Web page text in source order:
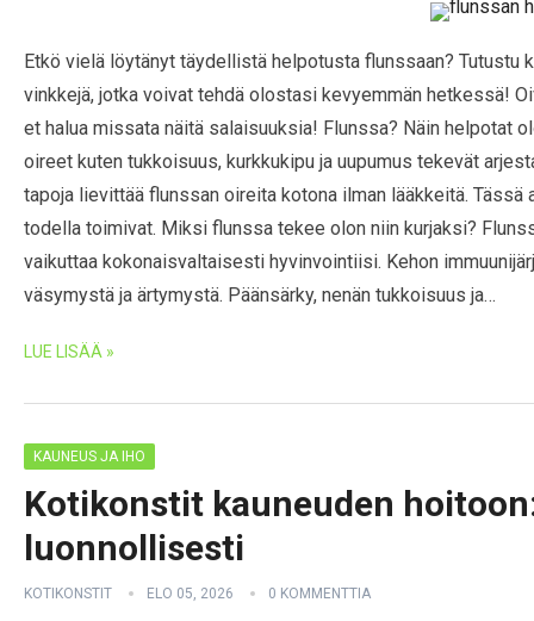
Etkö vielä löytänyt täydellistä helpotusta flunssaan? Tutustu
vinkkejä, jotka voivat tehdä olostasi kevyemmän hetkessä!
et halua missata näitä salaisuuksia! Flunssa? Näin helpotat
oireet kuten tukkoisuus, kurkkukipu ja uupumus tekevät
tapoja lievittää flunssan oireita kotona ilman lääkkeitä.
todella toimivat. Miksi flunssa tekee olon niin kurjaksi?
vaikuttaa kokonaisvaltaisesti hyvinvointiisi. Kehon
väsymystä ja ärtymystä. Päänsärky, nenän tukkoisuus ja…
LUE LISÄÄ »
KAUNEUS JA IHO
Kotikonstit kauneuden
luonnollisesti
KOTIKONSTIT ELO 05, 2026 0 KOMMENTTIA